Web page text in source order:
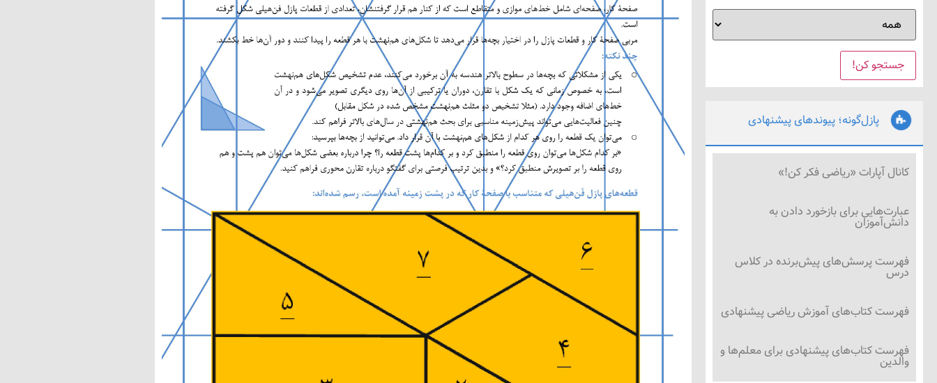
پازل‌گونه؛ پیوندهای پیشنهادی
کانال آپارات «ریاضی فکر کن!»
عبارت‌هایی برای بازخورد دادن به
دانش‌آموزان
فهرست پرسش‌های پیش‌برنده در کلاس
درس
فهرست کتاب‌های آموزش ریاضی پیشنهادی
فهرست کتاب‌های پیشنهادی برای معلم‌ها و
والدین